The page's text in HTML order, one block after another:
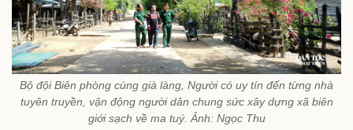
Bộ đội Biên phòng cùng già làng, Người có uy tín đến từng nhà
tuyên truyền, vận động người dân chung sức xây dựng xã biên
giới sạch về ma tuý. Ảnh: Ngọc Thu